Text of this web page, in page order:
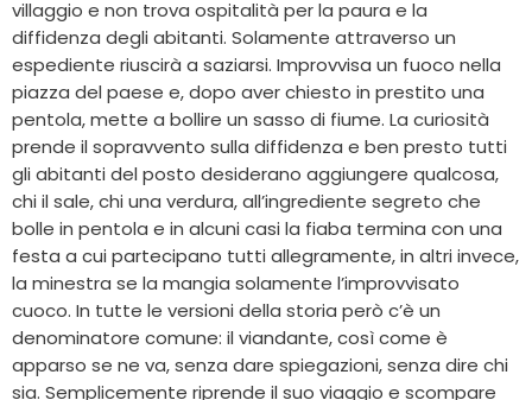
villaggio e non trova ospitalità per la paura e la
diffidenza degli abitanti. Solamente attraverso un
espediente riuscirà a saziarsi. Improvvisa un fuoco nella
piazza del paese e, dopo aver chiesto in prestito una
pentola, mette a bollire un sasso di fiume. La curiosità
prende il sopravvento sulla diffidenza e ben presto tutti
gli abitanti del posto desiderano aggiungere qualcosa,
chi il sale, chi una verdura, all’ingrediente segreto che
bolle in pentola e in alcuni casi la fiaba termina con una
festa a cui partecipano tutti allegramente, in altri invece,
la minestra se la mangia solamente l’improvvisato
cuoco. In tutte le versioni della storia però c’è un
denominatore comune: il viandante, così come è
apparso se ne va, senza dare spiegazioni, senza dire chi
sia. Semplicemente riprende il suo viaggio e scompare